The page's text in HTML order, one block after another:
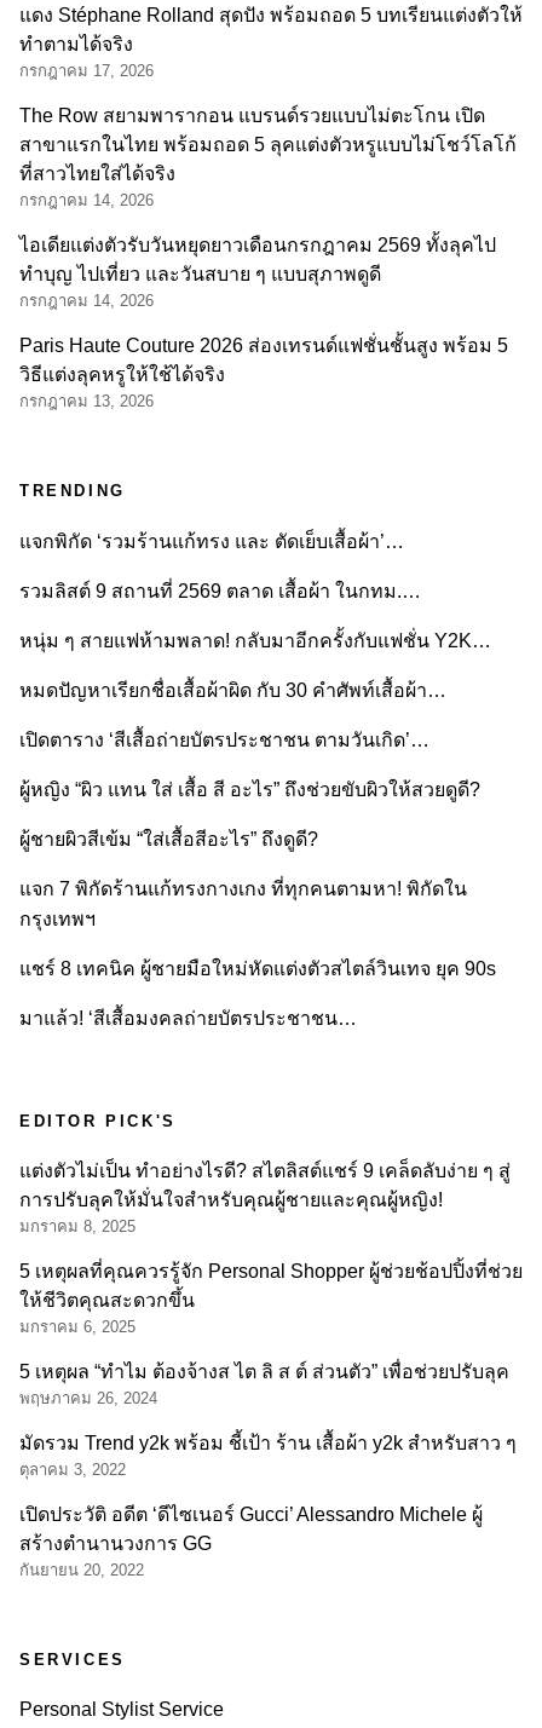
แดง Stéphane Rolland สุดปัง พร้อมถอด 5 บทเรียนแต่งตัวให้
ทำตามได้จริง
กรกฎาคม 17, 2026
The Row สยามพารากอน แบรนด์รวยแบบไม่ตะโกน เปิด
สาขาแรกในไทย พร้อมถอด 5 ลุคแต่งตัวหรูแบบไม่โชว์โลโก้
ที่สาวไทยใส่ได้จริง
กรกฎาคม 14, 2026
ไอเดียแต่งตัวรับวันหยุดยาวเดือนกรกฎาคม 2569 ทั้งลุคไป
ทำบุญ ไปเที่ยว และวันสบาย ๆ แบบสุภาพดูดี
กรกฎาคม 14, 2026
Paris Haute Couture 2026 ส่องเทรนด์แฟชั่นชั้นสูง พร้อม 5
วิธีแต่งลุคหรูให้ใช้ได้จริง
กรกฎาคม 13, 2026
TRENDING
แจกพิกัด ‘รวมร้านแก้ทรง และ ตัดเย็บเสื้อผ้า’…
รวมลิสต์ 9 สถานที่ 2569 ตลาด เสื้อผ้า ในกทม.…
หนุ่ม ๆ สายแฟห้ามพลาด! กลับมาอีกครั้งกับแฟชั่น Y2K…
หมดปัญหาเรียกชื่อเสื้อผ้าผิด กับ 30 คำศัพท์เสื้อผ้า…
เปิดตาราง ‘สีเสื้อถ่ายบัตรประชาชน ตามวันเกิด’…
ผู้หญิง “ผิว แทน ใส่ เสื้อ สี อะไร” ถึงช่วยขับผิวให้สวยดูดี?
ผู้ชายผิวสีเข้ม “ใส่เสื้อสีอะไร” ถึงดูดี?
แจก 7 พิกัดร้านแก้ทรงกางเกง ที่ทุกคนตามหา! พิกัดใน
กรุงเทพฯ
แชร์ 8 เทคนิค ผู้ชายมือใหม่หัดแต่งตัวสไตล์วินเทจ ยุค 90s
มาแล้ว! ‘สีเสื้อมงคลถ่ายบัตรประชาชน…
EDITOR PICK'S
แต่งตัวไม่เป็น ทำอย่างไรดี? สไตลิสต์แชร์ 9 เคล็ดลับง่าย ๆ สู่
การปรับลุคให้มั่นใจสำหรับคุณผู้ชายและคุณผู้หญิง!
มกราคม 8, 2025
5 เหตุผลที่คุณควรรู้จัก Personal Shopper ผู้ช่วยช้อปปิ้งที่ช่วย
ให้ชีวิตคุณสะดวกขึ้น
มกราคม 6, 2025
5 เหตุผล “ทำไม ต้องจ้างส ไต ลิ ส ต์ ส่วนตัว” เพื่อช่วยปรับลุค
พฤษภาคม 26, 2024
มัดรวม Trend y2k พร้อม ชี้เป้า ร้าน เสื้อผ้า y2k สำหรับสาว ๆ
ตุลาคม 3, 2022
เปิดประวัติ อดีต ‘ดีไซเนอร์ Gucci’ Alessandro Michele ผู้
สร้างตำนานวงการ GG
กันยายน 20, 2022
SERVICES
Personal Stylist Service